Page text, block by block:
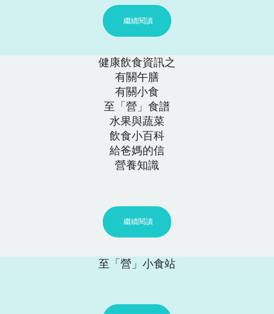
繼續閱讀
健康飲食資訊之
有關午膳
有關小食
至「營」食譜
水果與蔬菜
飲食小百科
給爸媽的信
營養知識
繼續閱讀
至「營」小食站